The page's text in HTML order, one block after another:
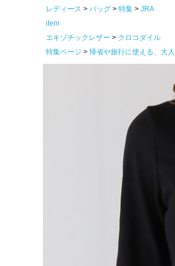
レディース
バッグ 特集
JRA
item
エキゾチックレザー
クロコダイル
特集ページ
帰省や旅行に使える、大